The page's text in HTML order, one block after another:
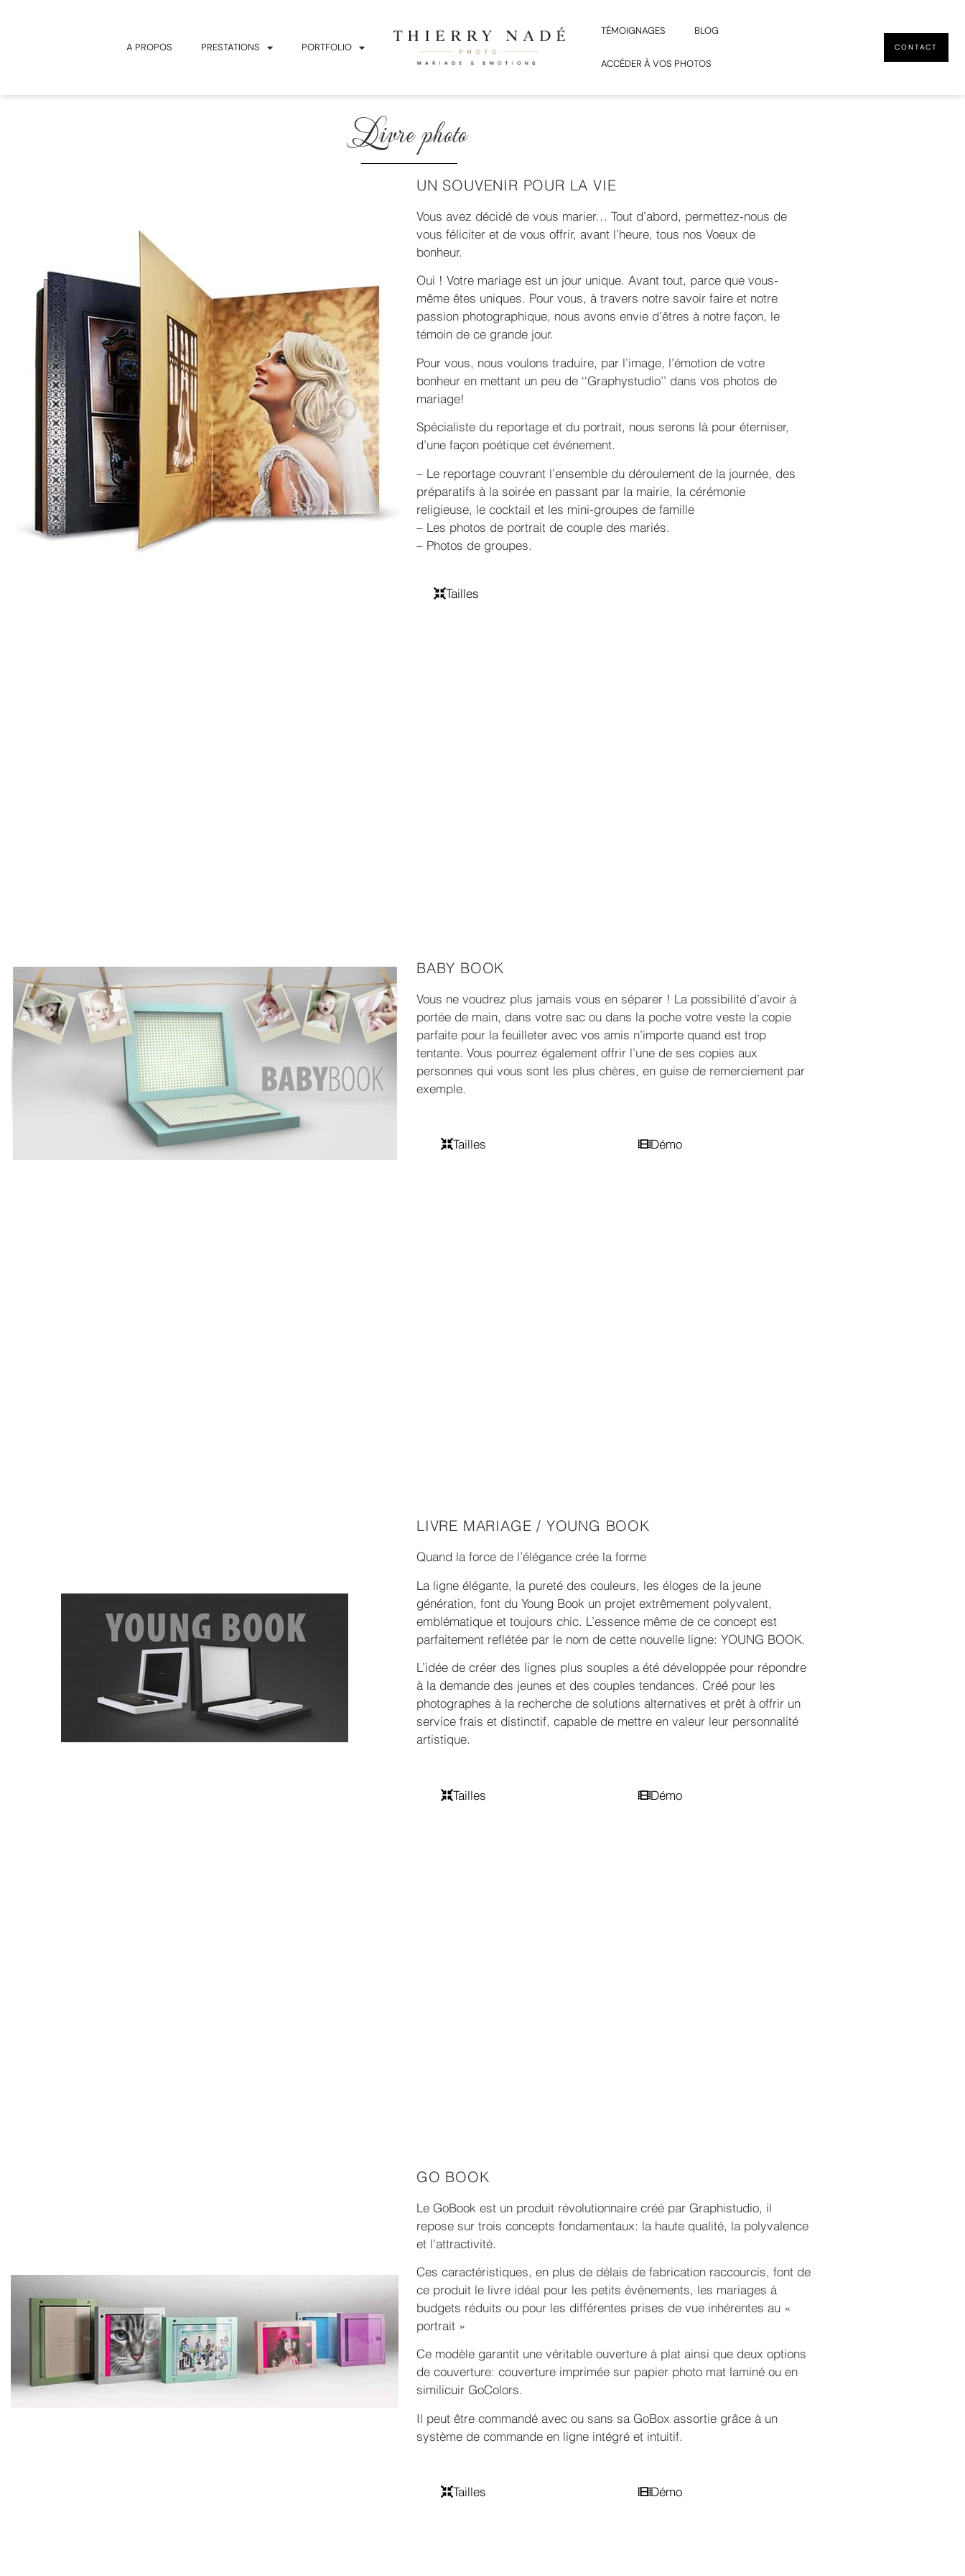
A PROPOS PRESTATIONS PORTFOLIO
TÉMOIGNAGES BLOG
ACCÉDER À VOS PHOTOS
CONTACT
Livre photo
UN SOUVENIR POUR LA VIE
Vous avez décidé de vous marier… Tout d’abord, permettez-nous de
vous féliciter et de vous offrir, avant l’heure, tous nos Voeux de
bonheur.
Oui ! Votre mariage est un jour unique. Avant tout, parce que vous-
même êtes uniques. Pour vous, à travers notre savoir faire et notre
passion photographique, nous avons envie d’êtres à notre façon, le
témoin de ce grande jour.
Pour vous, nous voulons traduire, par l’image, l’émotion de votre
bonheur en mettant un peu de ‘‘Graphystudio’’ dans vos photos de
mariage!
Spécialiste du reportage et du portrait, nous serons là pour éterniser,
d’une façon poétique cet événement.
– Le reportage couvrant l’ensemble du déroulement de la journée, des
préparatifs à la soirée en passant par la mairie, la cérémonie
religieuse, le cocktail et les mini-groupes de famille
– Les photos de portrait de couple des mariés.
– Photos de groupes.
Tailles
BABY BOOK
Vous ne voudrez plus jamais vous en séparer ! La possibilité d’avoir à
portée de main, dans votre sac ou dans la poche votre veste la copie
parfaite pour la feuilleter avec vos amis n’importe quand est trop
tentante. Vous pourrez également offrir l’une de ses copies aux
personnes qui vous sont les plus chères, en guise de remerciement par
exemple.
Tailles Démo
LIVRE MARIAGE / YOUNG BOOK
Quand la force de l’élégance crée la forme
La ligne élégante, la pureté des couleurs, les éloges de la jeune
génération, font du Young Book un projet extrêmement polyvalent,
emblématique et toujours chic. L’essence même de ce concept est
parfaitement reflétée par le nom de cette nouvelle ligne: YOUNG BOOK.
L’idée de créer des lignes plus souples a été développée pour répondre
à la demande des jeunes et des couples tendances. Créé pour les
photographes à la recherche de solutions alternatives et prêt à offrir un
service frais et distinctif, capable de mettre en valeur leur personnalité
artistique.
Tailles Démo
GO BOOK
Le GoBook est un produit révolutionnaire créé par Graphistudio, il
repose sur trois concepts fondamentaux: la haute qualité, la polyvalence
et l’attractivité.
Ces caractéristiques, en plus de délais de fabrication raccourcis, font de
ce produit le livre idéal pour les petits événements, les mariages à
budgets réduits ou pour les différentes prises de vue inhérentes au «
portrait »
Ce modèle garantit une véritable ouverture à plat ainsi que deux options
de couverture: couverture imprimée sur papier photo mat laminé ou en
similicuir GoColors.
Il peut être commandé avec ou sans sa GoBox assortie grâce à un
système de commande en ligne intégré et intuitif.
Tailles Démo